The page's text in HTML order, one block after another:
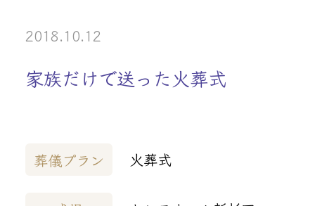
2018.10.12
家族だけで送った火葬式
葬儀プラン 火葬式